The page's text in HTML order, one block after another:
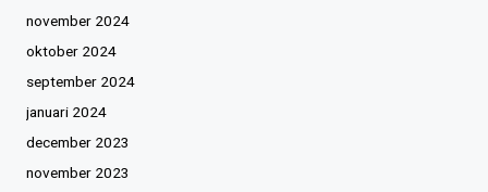
november 2024
oktober 2024
september 2024
januari 2024
december 2023
november 2023